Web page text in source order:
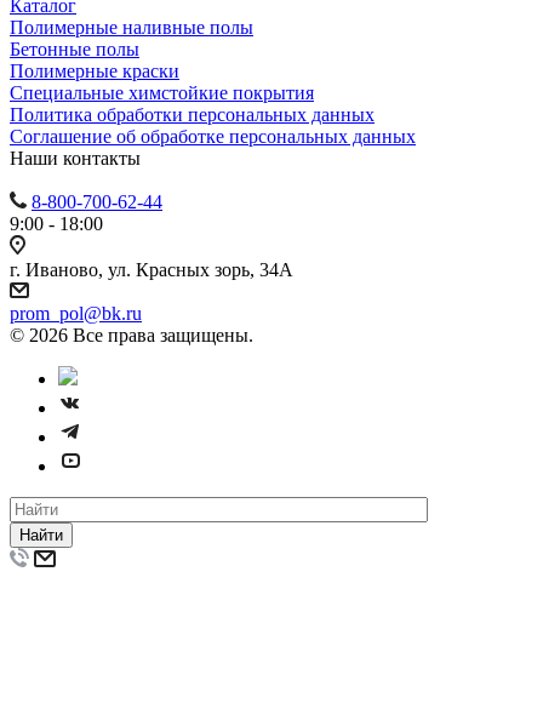
Каталог
Полимерные наливные полы
Бетонные полы
Полимерные краски
Специальные химстойкие покрытия
Политика обработки персональных данных
Cоглашение об обработке персональных данных
Наши контакты
8-800-700-62-44
9:00 - 18:00
г. Иваново, ул. Красных зорь, 34А
prom_pol@bk.ru
© 2026 Все права защищены.
Найти